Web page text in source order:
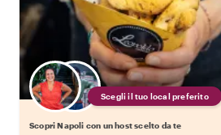
Scegli il tuo local preferito
Scopri Napoli con un host scelto da te